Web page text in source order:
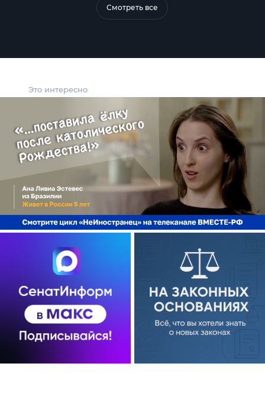
Это интересно
Смотреть все